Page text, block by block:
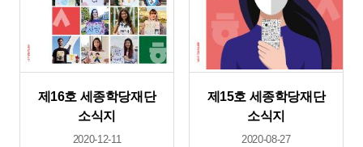
제16호 세종학당재단
소식지
2020-12-11
제15호 세종학당재단
소식지
2020-08-27